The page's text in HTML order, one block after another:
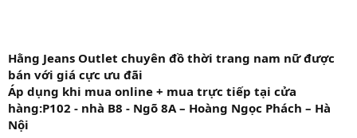
Hằng Jeans Outlet chuyên đồ thời trang nam nữ được
bán với giá cực ưu đãi
Áp dụng khi mua online + mua trực tiếp tại cửa
hàng:P102 - nhà B8 - Ngõ 8A – Hoàng Ngọc Phách – Hà
Nội